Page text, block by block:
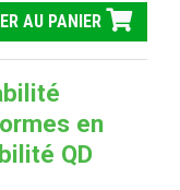
AU PANIER
en
QD